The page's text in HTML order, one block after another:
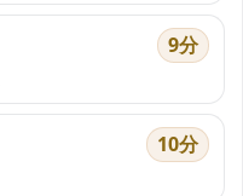
9分
10分